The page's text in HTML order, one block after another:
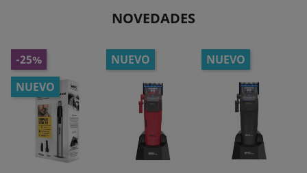
NOVEDADES
-25%
NUEVO
NUEVO NUEVO